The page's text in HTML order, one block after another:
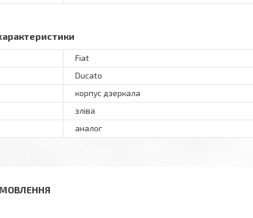
Fiat
Ducato
корпус дзеркала
зліва
аналог